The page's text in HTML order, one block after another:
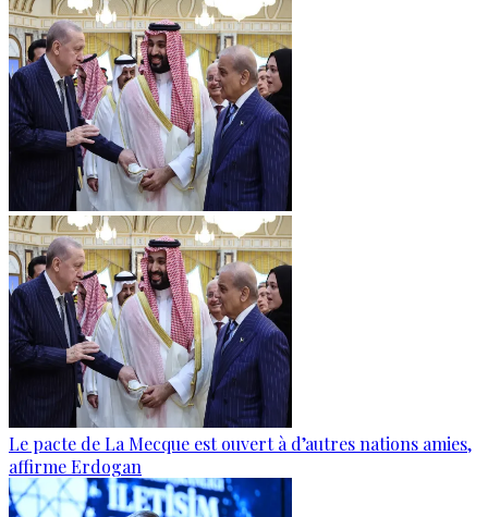
Le pacte de La Mecque est ouvert à d’autres nations amies,
affirme Erdogan